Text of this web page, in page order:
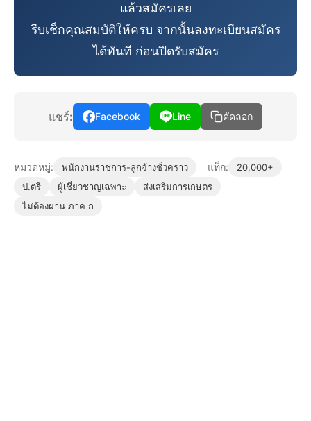
แล้วสมัครเลย
รีบเช็กคุณสมบัติให้ครบ จากนั้นลงทะเบียนสมัคร
ได้ทันที ก่อนปิดรับสมัคร
แชร์: Facebook Line คัดลอก
หมวดหมู่: พนักงานราชการ-ลูกจ้างชั่วคราว แท็ก:
20,000+
ป.ตรี
ผู้เชี่ยวชาญเฉพาะ
ส่งเสริมการเกษตร
ไม่ต้องผ่าน ภาค ก